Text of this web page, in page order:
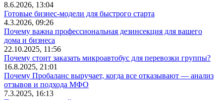
8.6.2026, 13:04
Готовые бизнес-модели для быстрого старта
4.3.2026, 09:26
Почему важна профессиональная дезинсекция для вашего
дома и бизнеса
22.10.2025, 11:56
Почему стоит заказать микроавтобус для перевозки группы?
16.8.2025, 21:01
Почему Пробаланс выручает, когда все отказывают — анализ
отзывов и подхода МФО
7.3.2025, 16:13